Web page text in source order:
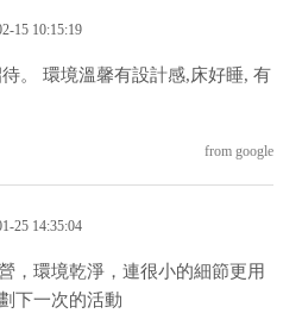
15 10:15:19
。 環境溫馨有設計感,床好睡, 有
from google
25 14:35:04
，環境乾淨，連很小的細節更用
下一次的活動